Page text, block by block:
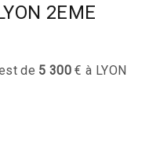
2EME
de 5 300 € à LYON